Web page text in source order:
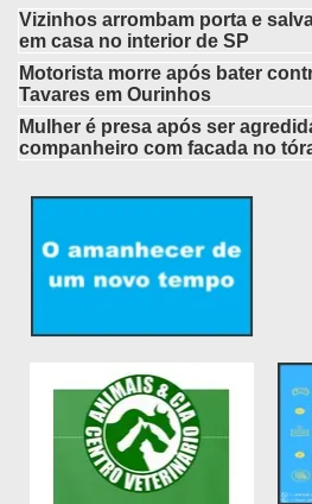
Vizinhos arrombam porta e
em casa no interior de SP
Motorista morre após bater
Tavares em Ourinhos
Mulher é presa após ser
companheiro com facada no